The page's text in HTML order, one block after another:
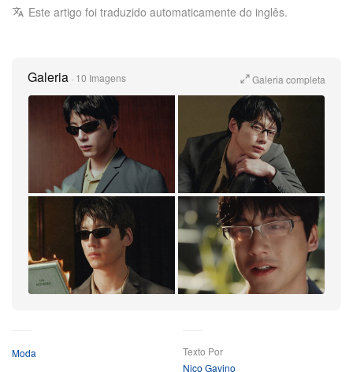
arquitetônicos e hastes de titânio ultrafinas. Em
levemente fora de eixo que diferencia as peças dos
óculos da linha principal da grife. Para acompanhar o
lançamento, uma campanha cinematográfica dirigida
por James J. Robinson e estrelada pelo ator e
embaixador da Prada Kentaro Sakaguchi explora uma
narrativa de cinco forças ficcionais: terra, água, fogo,
ar e amor.
Além das parcerias com grandes designers, o
investimento previsto para 2025 vindo do Google,
estimado em cerca de 100 milhões de dólares, aumenta
de luxo, collabs como a coleção com a Prada e a futura
Este artigo foi traduzido automaticamente do inglês.
Galeria · 10 Imagens Galeria completa
Moda
Texto Por
Nico Gavino